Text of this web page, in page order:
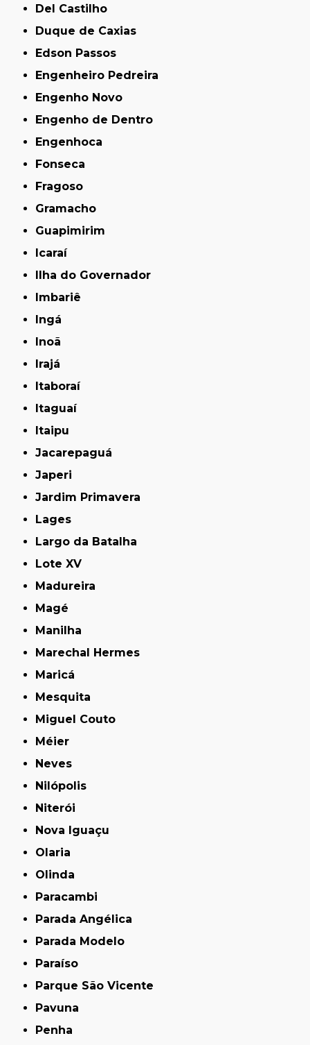
Del Castilho
Duque de Caxias
Edson Passos
Engenheiro Pedreira
Engenho Novo
Engenho de Dentro
Engenhoca
Fonseca
Fragoso
Gramacho
Guapimirim
Icaraí
Ilha do Governador
Imbariê
Ingá
Inoã
Irajá
Itaboraí
Itaguaí
Itaipu
Jacarepaguá
Japeri
Jardim Primavera
Lages
Largo da Batalha
Lote XV
Madureira
Magé
Manilha
Marechal Hermes
Maricá
Mesquita
Miguel Couto
Méier
Neves
Nilópolis
Niterói
Nova Iguaçu
Olaria
Olinda
Paracambi
Parada Angélica
Parada Modelo
Paraíso
Parque São Vicente
Pavuna
Penha